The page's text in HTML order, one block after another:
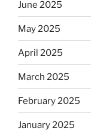
June 2025
May 2025
April 2025
March 2025
February 2025
January 2025